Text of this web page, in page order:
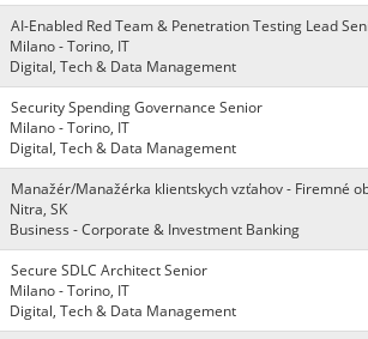
AI-Enabled Red Team & Penetration Testing Lead
Milano - Torino, IT
Digital, Tech & Data Management
Security Spending Governance Senior
Milano - Torino, IT
Digital, Tech & Data Management
Manažér/Manažérka klientskych vzťahov - Firemné
Nitra, SK
Business - Corporate & Investment Banking
Secure SDLC Architect Senior
Milano - Torino, IT
Digital, Tech & Data Management